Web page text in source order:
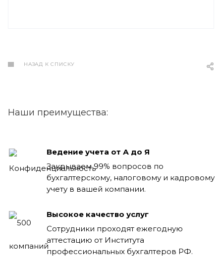
НАЗАД К СПИСКУ
Наши преимущества:
Ведение учета от А до Я
Закрываем 99% вопросов по
бухгалтерскому, налоговому и кадровому
учету в вашей компании.
Высокое качество услуг
Сотрудники проходят ежегодную
аттестацию от Института
профессиональных бухгалтеров РФ.